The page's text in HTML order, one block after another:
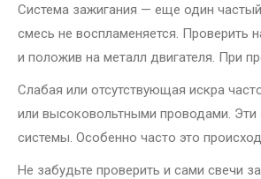
Система зажигания — еще один частый
смесь не воспламеняется. Проверить
и положив на металл двигателя. При
Слабая или отсутствующая искра
или высоковольтными проводами.
системы. Особенно часто это
Не забудьте проверить и сами свечи